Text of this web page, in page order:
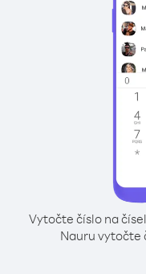
Vytočte číslo na
Nauru vytočte